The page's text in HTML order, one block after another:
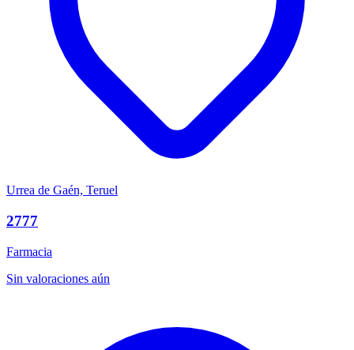
Urrea de Gaén, Teruel
2777
Farmacia
Sin valoraciones aún